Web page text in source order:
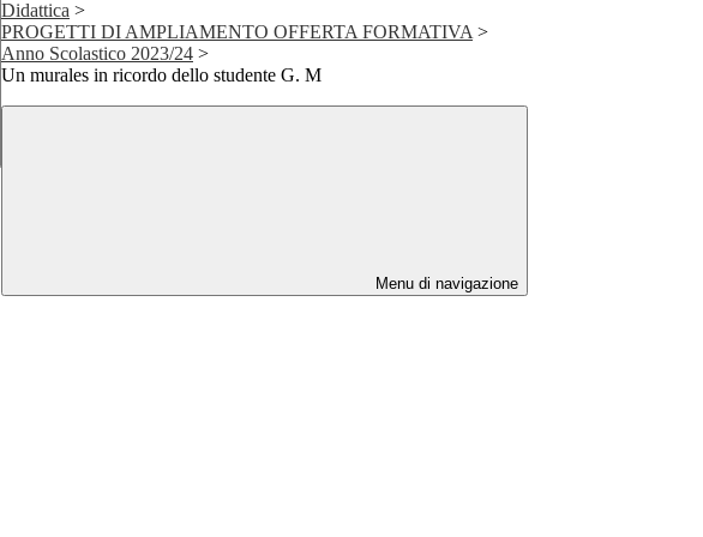
Didattica >
PROGETTI DI AMPLIAMENTO OFFERTA FORMATIVA >
Anno Scolastico 2023/24 >
Un murales in ricordo dello studente G. M
Menu di navigazione